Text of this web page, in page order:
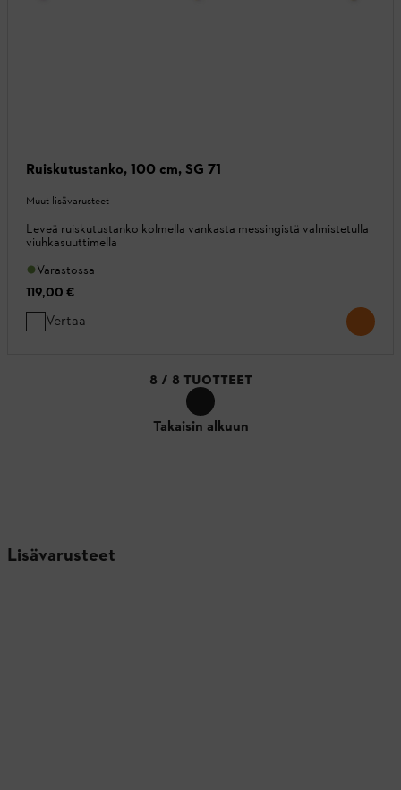
Ruiskutustanko, 100 cm, SG 71
Muut lisävarusteet
Leveä ruiskutustanko kolmella vankasta messingistä valmistetulla
viuhkasuuttimella
Varastossa
119,00 €
Vertaa
8 / 8 TUOTTEET
Takaisin alkuun
Lisävarusteet